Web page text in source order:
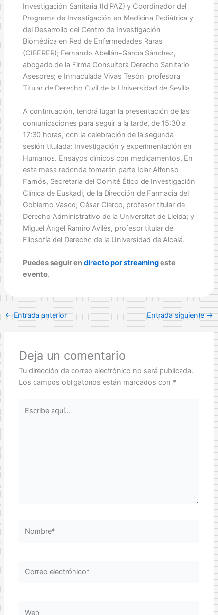
Investigación Sanitaria (IdiPAZ) y Coordinador del
Programa de Investigación en Medicina Pediátrica y
del Desarrollo del Centro de Investigación
Biomédica en Red de Enfermedades Raras
(CIBERER); Fernando Abellán-García Sánchez,
abogado de la Firma Consultora Derecho Sanitario
Asesores; e Inmaculada Vivas Tesón, profesora
Titular de Derecho Civil de la Universidad de Sevilla.
A continuación, tendrá lugar la presentación de las
comunicaciones para seguir a la tarde, de 15:30 a
17:30 horas, con la celebración de la segunda
sesión titulada: Investigación y experimentación en
Humanos. Ensayos clínicos con medicamentos. En
esta mesa redonda tomarán parte Iciar Alfonso
Farnós, Secretaria del Comité Ético de Investigación
Clínica de Euskadi, de la Dirección de Farmacia del
Gobierno Vasco; César Cierco, profesor titular de
Derecho Administrativo de la Universitat de Lleida; y
Miguel Ángel Ramiro Avilés, profesor titular de
Filosofía del Derecho de la Universidad de Alcalá.
Puedes seguir endirecto por streamingeste
evento.
←Entrada anterior Entrada siguiente→
Deja un comentario
Tu dirección de correo electrónico no será publicada.
Los campos obligatorios están marcados con *